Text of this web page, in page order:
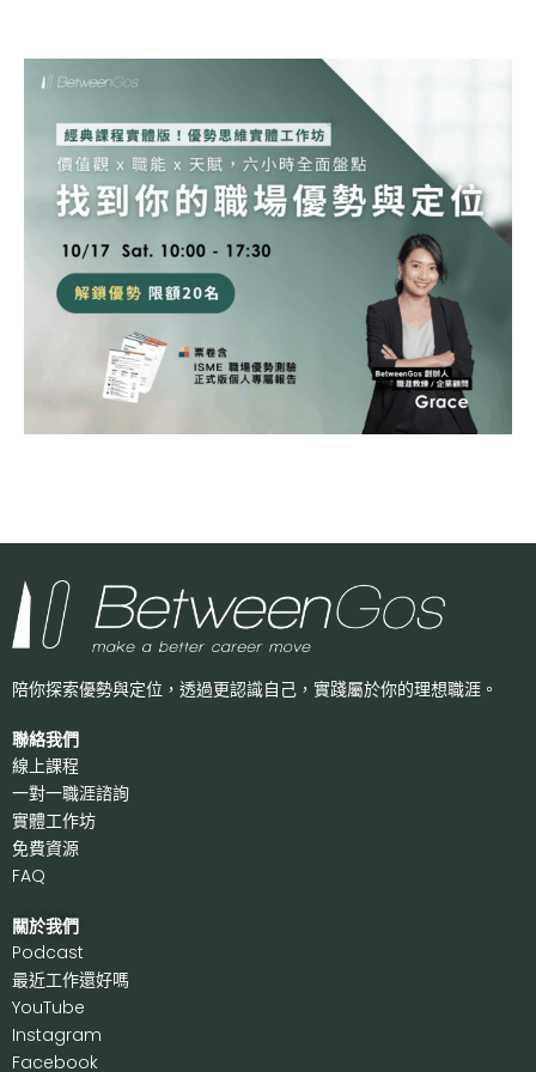
陪你探索優勢與定位，透過更認識自己， 實踐屬於你的理想職涯。
聯絡我們
線上課程
一對一職涯諮詢
實體工作坊
免費資源
FAQ
關於我們
Podcast
最近工作還好嗎
YouTube
Instagram
Facebook